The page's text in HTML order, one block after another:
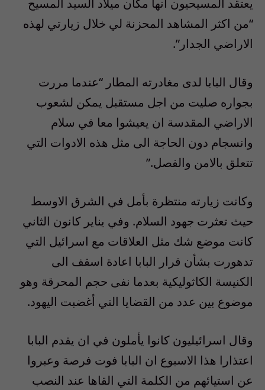
يعتقد المسيحيون انها مكان ميلاد السيد المسيح
“من اكثر المشاهد المحزنة لي خلال زيارتي لهذه
الاراضي الجدار”.
وقال البابا لدى مغادرته المطار “عندما مررت
بجواره صليت من اجل مستقبل يمكن لشعوب
الاراضي المقدسة ان يعيشوا معا في سلام
وانسجام دون الحاجة الى مثل هذه الادوات التي
تتعلق بالامن والفصل.”
وكانت زيارته منتظرة بأمل في الشرق الاوسط
حيث تعثرت جهود السلام. وفي يناير كانون الثاني
كانت موضع شك مثل العلاقات مع اسرائيل التي
تدهورت بشأن قرار البابا اعادة اسقف الى
الكنيسة الكاثوليكية بعدما نفى حجم المحرقة وهو
موضوع بين عدد من القضايا التي أغضبت اليهود.
وقال اسرائيليون كانوا يأملون في ان يقدم البابا
اعتذارا هذا الاسبوع ان البابا فوت فرصة وعبروا
عن استيائهم من الكلمة التي القاها عند النصب